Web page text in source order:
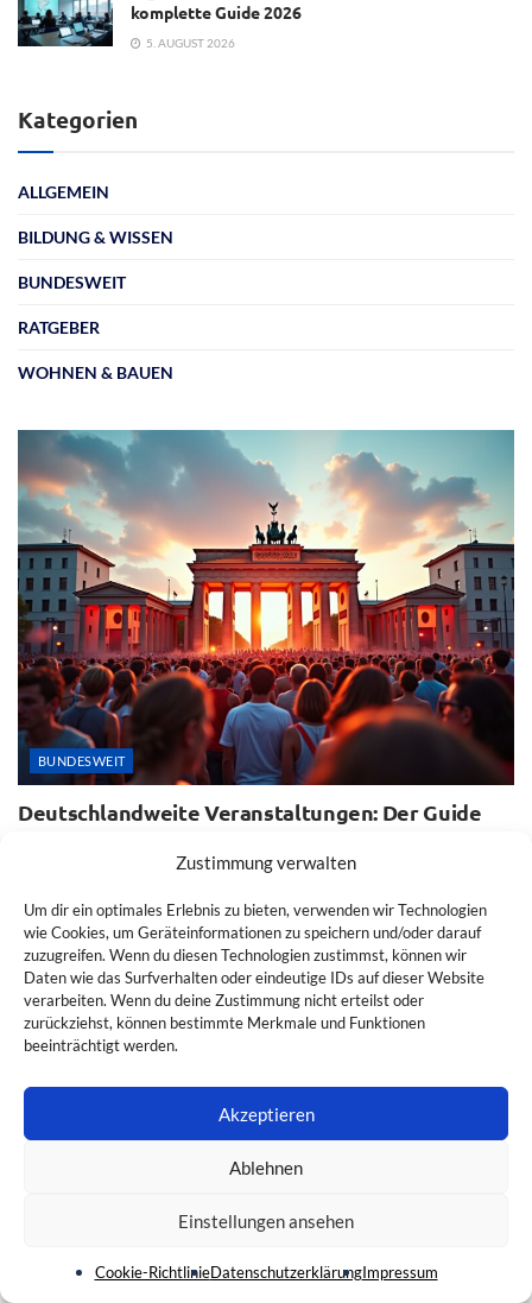
Zustimmung verwalten
Um dir ein optimales Erlebnis zu bieten, verwenden wir Technologien
wie Cookies, um Geräteinformationen zu speichern und/oder darauf
zuzugreifen. Wenn du diesen Technologien zustimmst, können wir
Daten wie das Surfverhalten oder eindeutige IDs auf dieser Website
verarbeiten. Wenn du deine Zustimmung nicht erteilst oder
zurückziehst, können bestimmte Merkmale und Funktionen
beeinträchtigt werden.
Akzeptieren
Ablehnen
Einstellungen ansehen
Cookie-RichtlinieDatenschutzerklärungImpressum
komplette Guide 2026
5. AUGUST 2026
Kategorien
ALLGEMEIN
BILDUNG & WISSEN
BUNDESWEIT
RATGEBER
WOHNEN & BAUEN
BUNDESWEIT
Deutschlandweite Veranstaltungen: Der Guide